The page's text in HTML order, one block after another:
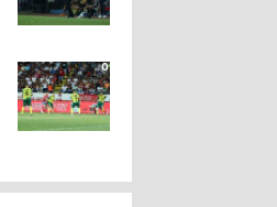
0